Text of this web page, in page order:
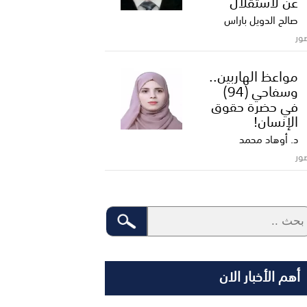
صالح الدويل باراس
مواعظ الهاربين..
وسفاحي (94)
في حضرة حقوق
الإنسان!
د. أوهاد محمد
أهم الأخبار الان